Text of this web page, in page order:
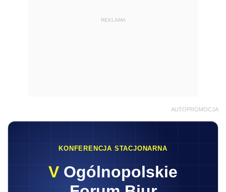
REKLAMA
AUTOPROMOCJA
KONFERENCJA STACJONARNA
V Ogólnopolskie